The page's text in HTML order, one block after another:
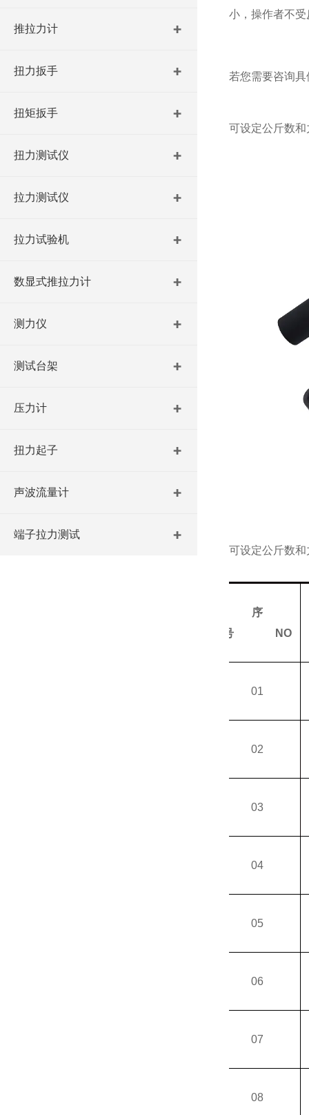
推拉力计
扭力扳手
扭矩扳手
扭力测试仪
拉力测试仪
拉力试验机
数显式推拉力计
测力仪
测试台架
压力计
扭力起子
声波流量计
端子拉力测试
小，操作者不
若您需要咨询
可设定公斤数
可设定公斤数
序
号NO
01
02
03
04
05
06
07
08